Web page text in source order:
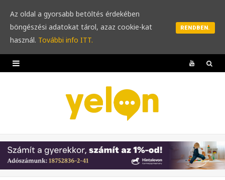
Y
u
b
e
Az oldal a gyorsabb betöltés érdekében
böngészési adatokat tárol, azaz cookie-kat
használ. További info ITT.
RENDBEN.